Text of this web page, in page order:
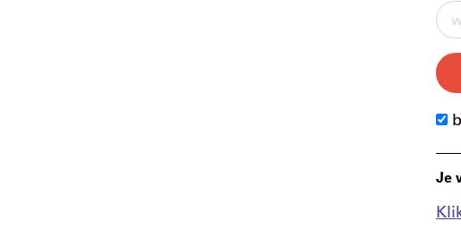
Je